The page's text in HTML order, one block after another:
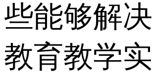
些能够解
教育教学